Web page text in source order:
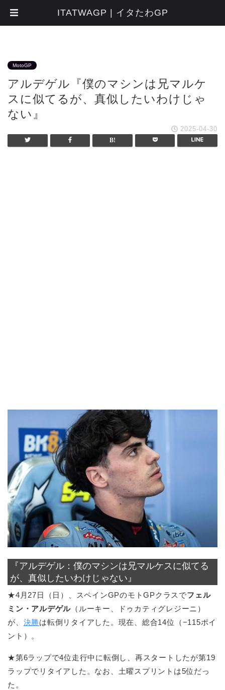
MotoGP
アルデゲル『僕のマシンは兄マルケ
スに似てるが、真似したいわけじゃ
ない』
2025-04-30
『アルデゲル：僕のマシンは兄マルケスに似てる
が、真似したいわけじゃない』
★4月27日（日）、スペインGPのモトGPクラスでフェル
ミン・アルデゲル （ルーキー、ドゥカティグレジーニ）
が、 決勝は転倒リタイアした。現在、総合14位（−115ポイ
ント）。
★第6ラップで4位走行中に転倒し、再スタートしたが第19
ラップでリタイアした。なお、土曜スプリントは5位だっ
た。
ITATWAGP | イタたわGP